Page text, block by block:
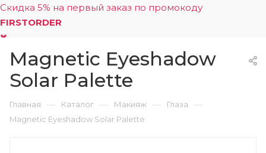
Скидка 5% на первый заказ по промокоду
FIRSTORDER
0
Magnetic Eyeshadow
Solar Palette
Главная — Каталог — Макияж — Глаза —
Magnetic Eyeshadow Solar Palette